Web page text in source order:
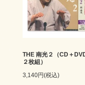
THE 南光２（CD＋
２枚組）
3,140円(税込)